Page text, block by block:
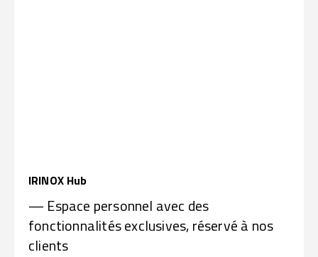
IRINOX Hub
— Espace personnel avec des
fonctionnalités exclusives, réservé à nos
clients